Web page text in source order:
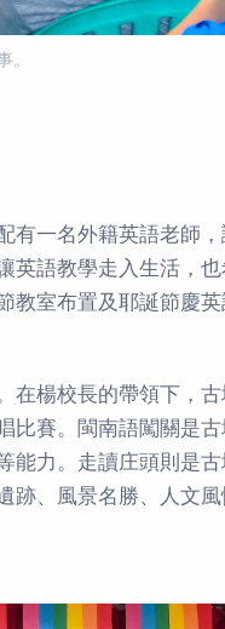
。
有一名外籍英語老師，
英語教學走入生活，也
教室布置及耶誕節慶英
在楊校長的帶領下，
比賽。閩南語闖關是
能力。走讀庄頭則是
跡、風景名勝、人文風